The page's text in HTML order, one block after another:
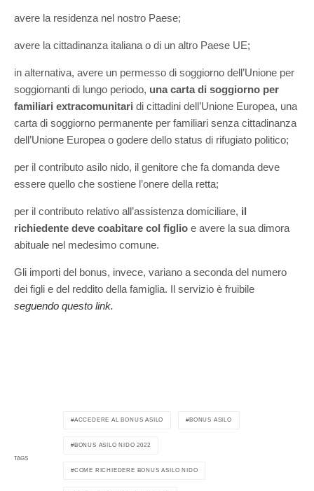
avere la residenza nel nostro Paese;
avere la cittadinanza italiana o di un altro Paese UE;
in alternativa, avere un permesso di soggiorno dell’Unione per
soggiornanti di lungo periodo, una carta di soggiorno per
familiari extracomunitari di cittadini dell’Unione Europea, una
carta di soggiorno permanente per familiari senza cittadinanza
dell’Unione Europea o godere dello status di rifugiato politico;
per il contributo asilo nido, il genitore che fa domanda deve
essere quello che sostiene l’onere della retta;
per il contributo relativo all’assistenza domiciliare, il
richiedente deve coabitare col figlio e avere la sua dimora
abituale nel medesimo comune.
Gli importi del bonus, invece, variano a seconda del numero
dei figli e del reddito della famiglia. Il servizio è fruibile
seguendo questo link.
TAGS
ACCEDERE AL BONUS ASILO BONUS ASILO
BONUS ASILO NIDO 2022
COME RICHIEDERE BONUS ASILO NIDO